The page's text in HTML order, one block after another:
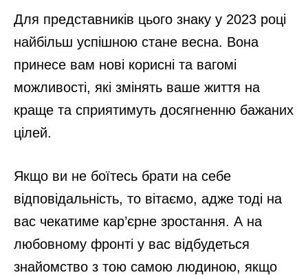
Для представників цього знаку у 2023 році
найбільш успішною стане весна. Вона
принесе вам нові корисні та вагомі
можливості, які змінять ваше життя на
краще та сприятимуть досягненню бажаних
цілей.
Якщо ви не боїтесь брати на себе
відповідальність, то вітаємо, адже тоді на
вас чекатиме кар’єрне зростання. А на
любовному фронті у вас відбудеться
знайомство з тою самою людиною, якщо